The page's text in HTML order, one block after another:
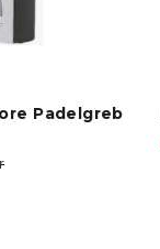
Padelgreb